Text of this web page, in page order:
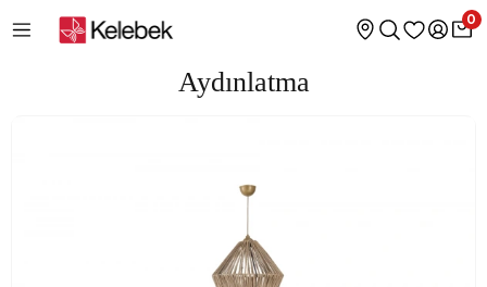
0
Aydınlatma